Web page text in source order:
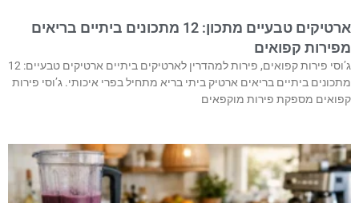
ארטיקים טבעיים מתכון: 12 מתכונים ביתיים בריאים
מפירות קפואים
ג’וסי פירות קפואים, פירות למהדרין לארטיקים ביתיים ארטיקים טבעיים: 12
מתכונים ביתיים בריאים ארטיק ביתי בריא מתחיל בפרי איכותי. ג’וסי פירות
קפואים מספקת פירות מוקפאים